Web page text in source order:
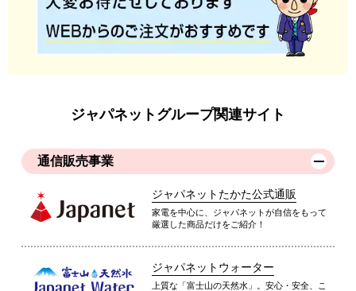
ジャパネットグループ関連サイト
通信販売事業
ジャパネットたかた公式通販
家電を中心に、ジャパネットが自信をもって
厳選した商品だけをご紹介！
ジャパネットウォーター
上質な「富士山の天然水」。安心・安全、こ